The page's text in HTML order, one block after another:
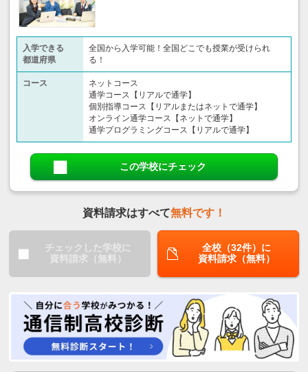
入学できる
都道府県
全国から入学可能！全国どこでも授業が受けられ
る！
コース
ネットコース
通学コース【リアルで通学】
個別指導コース【リアルまたはネットで通学】
オンライン通学コース【ネットで通学】
通学プログラミングコース【リアルで通学】
この学校にチェック
資料請求はすべて無料です！
チェックした学校に
資料請求（無料）
全校（32件）に
資料請求（無料）